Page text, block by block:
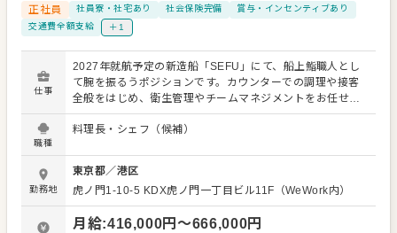
正社員
社員寮・社宅あり 社会保険完備
賞与・インセンティブあり
交通費全額支給
＋1
仕事
2027年就航予定の新造船「SEFU」にて、船上鮨職人とし
て腕を振るうポジションです。カウンターでの調理や接客
全般をはじめ、衛生管理やチームマネジメントをお任せし
ます。さらに、日本各地の寄港地で地元の新鮮な食材を直
接仕入れるなど、動く高級店ならではのエキサイティング
続乗船となりますが、下船後は1ヶ月～1ヶ月半のまとまっ
た連続休暇を取得できます。オンとオフにメリハリをつ
け、旅するように働く特別なワークスタイルです。 運営母
体は、西日本を中心に交通・観光などのインフラビジネス
を多角的に展開する両備グループ。圧倒的な経営基盤があ
職種
料理長・シェフ（候補）
勤務地
東京都／港区
虎ノ門1-10-5 KDX虎ノ門一丁目ビル11F（WeWork内）
月給:416,000円〜666,000円